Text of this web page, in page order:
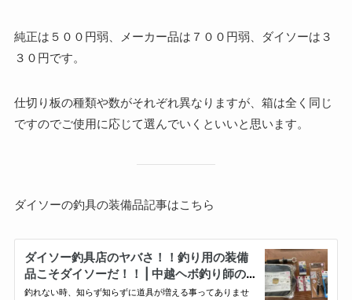
純正は５００円弱、メーカー品は７００円弱、ダイソーは３
３０円です。
仕切り板の種類や数がそれぞれ異なりますが、箱は全く同じ
ですのでご使用に応じて選んでいくといいと思います。
ダイソーの釣具の装備品記事はこちら